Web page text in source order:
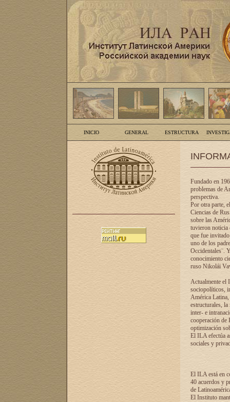
INICIO GENERAL ESTRUCTURA
Fundado en
problemas de
perspectiva.
Por otra parte,
Ciencias de
sobre las
tuvieron noticia
que fue
uno de los
Occidentales¨.
conocimiento
ruso Nikolái
Actualmente el
sociopolíticos,
América Latina,
estructurales,
inter- e
cooperación de
optimización
El ILA efectúa
sociales y
El ILA está en
40 acuerdos y
de
El Instituto